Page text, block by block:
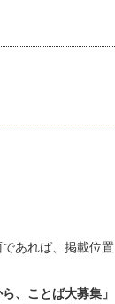
あれば、掲載位置
、ことば大募集」